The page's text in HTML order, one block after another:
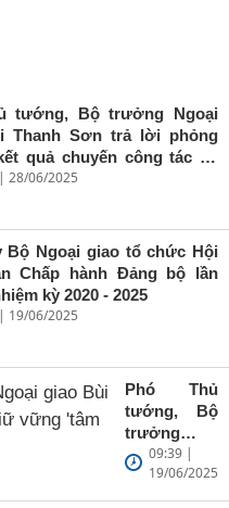
tướng, Bộ trưởng Ngoại
Thanh Sơn trả lời phỏng
quả chuyến công tác tại
của Thủ tướng Chính
28/06/2025
Bộ Ngoại giao tổ chức Hội
Chấp hành Đảng bộ lần
kỳ 2020 - 2025
19/06/2025
Phó Thủ
tướng, Bộ
trưởng
Ngoại giao
Bùi Thanh
Sơn: Nhà
09:39 |
19/06/2025